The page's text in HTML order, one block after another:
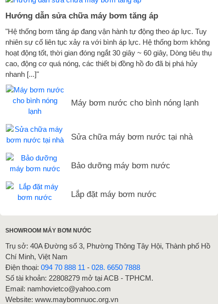
Hướng dẫn sửa chữa máy bơm tăng áp
"Hệ thống bơm tăng áp đang vận hành tự động theo áp lực. Tuy
nhiên sự cố liên tục xảy ra với bình áp lực. Hệ thống bơm không
hoạt động tốt, thời gian đóng ngắt 30 giây ~ 60 giây, Dòng tiêu thụ
cao, động cơ quá nóng, các thiết bị đồng hồ đo đã bị phá hủy
nhanh [...]"
Máy bơm nước cho bình nóng lạnh
Sửa chữa máy bơm nước tại nhà
Bảo dưỡng máy bơm nước
Lắp đặt máy bơm nước
SHOWROOM MÁY BƠM NƯỚC
Trụ sở: 40A Đường số 3, Phường Thông Tây Hội, Thành phố Hồ
Chí Minh, Việt Nam
Điện thoại:094 70 888 11 -028. 6650 7888
Số tài khoản: 22808279 mở tại ACB - TPHCM.
Email: namhovietco@yahoo.com
Website: www.maybomnuoc.org.vn